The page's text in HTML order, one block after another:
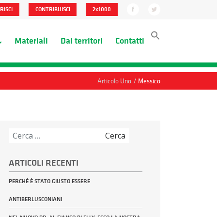
CONTRIBUISCI 2x1000
Materiali Dai territori Contatti
Articolo Uno / Messico
ARTICOLI RECENTI
PERCHÉ È STATO GIUSTO ESSERE
ANTIBERLUSCONIANI